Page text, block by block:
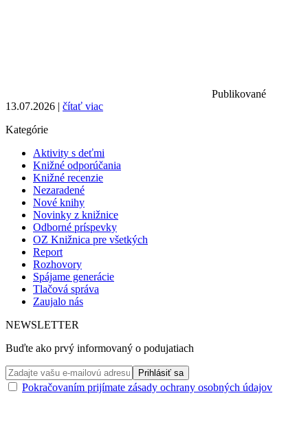
Publikované
13.07.2026 | čítať viac
Kategórie
Aktivity s deťmi
Knižné odporúčania
Knižné recenzie
Nezaradené
Nové knihy
Novinky z knižnice
Odborné príspevky
OZ Knižnica pre všetkých
Report
Rozhovory
Spájame generácie
Tlačová správa
Zaujalo nás
NEWSLETTER
Buďte ako prvý informovaný o podujatiach
Pokračovaním prijímate zásady ochrany osobných údajov